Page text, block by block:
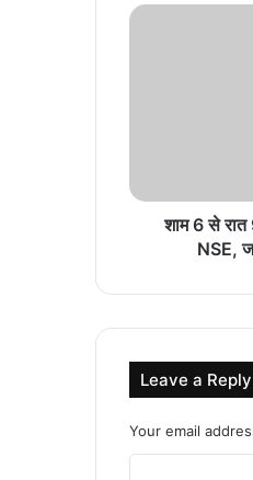
शाम 6 से
NSE,
Leave a Reply
Your email